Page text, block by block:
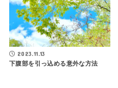
2023.11.13
下腹部を引っ込める意外な方法